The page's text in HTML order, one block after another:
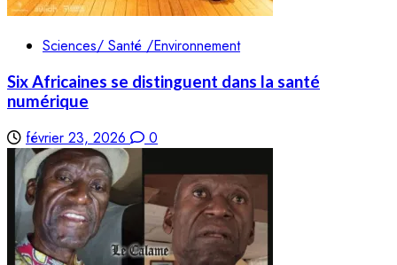
Sciences/ Santé /Environnement
Six Africaines se distinguent dans la santé
numérique
février 23, 2026 0